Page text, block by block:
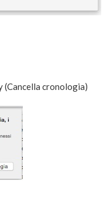
(Cancella cronologia)